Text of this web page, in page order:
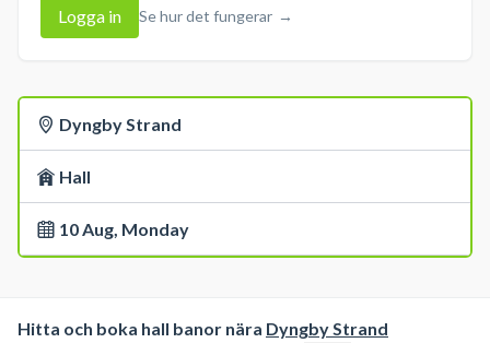
Logga in Se hur det fungerar →
Dyngby Strand
Hall
10 Aug, Monday
Hitta och boka hall banor nära Dyngby Strand